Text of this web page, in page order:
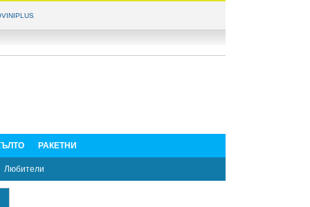
РАКЕТНИ
Любители